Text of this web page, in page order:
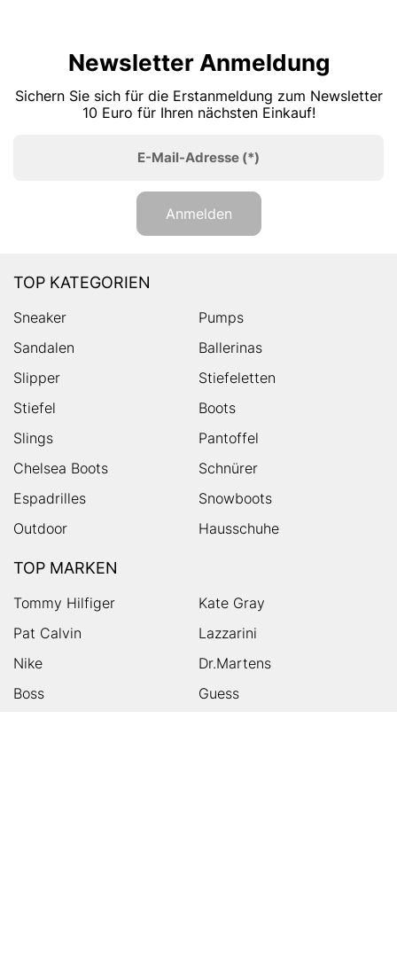
Newsletter Anmeldung
Sichern Sie sich für die Erstanmeldung zum Newsletter
10 Euro für Ihren nächsten Einkauf!
E-Mail-Adresse (*)
Anmelden
TOP KATEGORIEN
Sneaker
Pumps
Sandalen
Ballerinas
Slipper
Stiefeletten
Stiefel
Boots
Slings
Pantoffel
Chelsea Boots
Schnürer
Espadrilles
Snowboots
Outdoor
Hausschuhe
TOP MARKEN
Tommy Hilfiger
Kate Gray
Pat Calvin
Lazzarini
Nike
Dr.Martens
Boss
Guess